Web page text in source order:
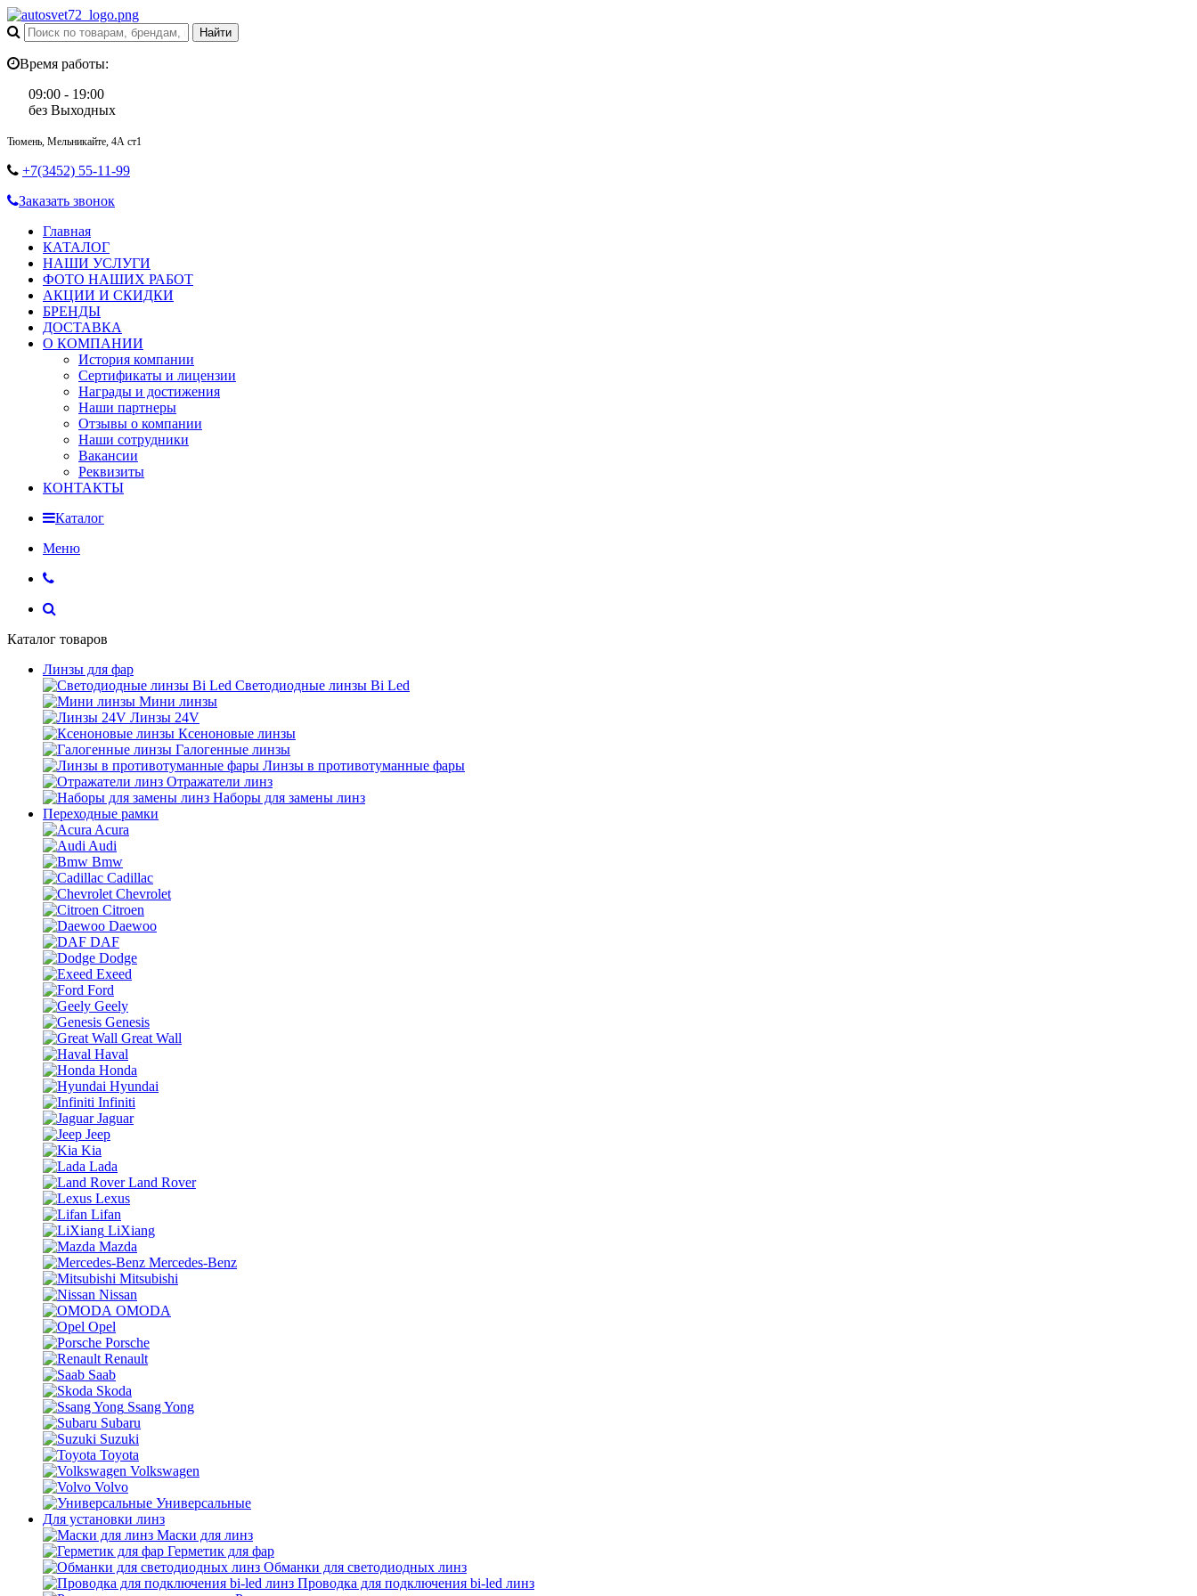
Время работы:
09:00 - 19:00
без Выходных
Тюмень, Мельникайте, 4А ст1
+7(3452) 55-11-99
Заказать звонок
Главная
КАТАЛОГ
НАШИ УСЛУГИ
ФОТО НАШИХ РАБОТ
АКЦИИ И СКИДКИ
БРЕНДЫ
ДОСТАВКА
О КОМПАНИИ
История компании
Сертификаты и лицензии
Награды и достижения
Наши партнеры
Отзывы о компании
Наши сотрудники
Вакансии
Реквизиты
КОНТАКТЫ
Каталог
Меню
Каталог товаров
Линзы для фар
Светодиодные линзы Bi Led
Мини линзы
Линзы 24V
Ксеноновые линзы
Галогенные линзы
Линзы в противотуманные фары
Отражатели линз
Наборы для замены линз
Переходные рамки
Acura
Audi
Bmw
Cadillac
Chevrolet
Citroen
Daewoo
DAF
Dodge
Exeed
Ford
Geely
Genesis
Great Wall
Haval
Honda
Hyundai
Infiniti
Jaguar
Jeep
Kia
Lada
Land Rover
Lexus
Lifan
LiXiang
Mazda
Mercedes-Benz
Mitsubishi
Nissan
OMODA
Opel
Porsche
Renault
Saab
Skoda
Ssang Yong
Subaru
Suzuki
Toyota
Volkswagen
Volvo
Универсальные
Для установки линз
Маски для линз
Герметик для фар
Обманки для светодиодных линз
Проводка для подключения bi-led линз